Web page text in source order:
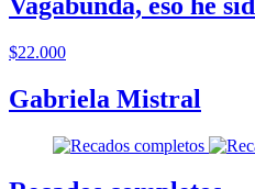
$22.000
Gabriela Mistral